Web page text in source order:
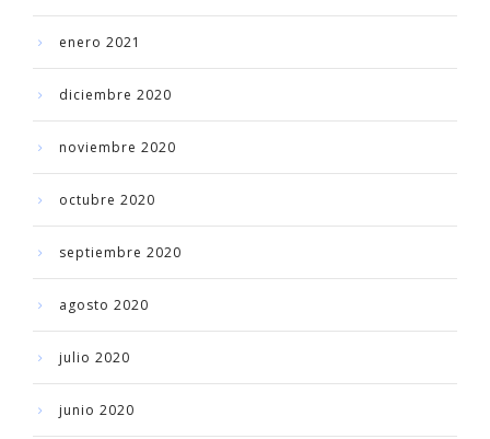
enero 2021
diciembre 2020
noviembre 2020
octubre 2020
septiembre 2020
agosto 2020
julio 2020
junio 2020